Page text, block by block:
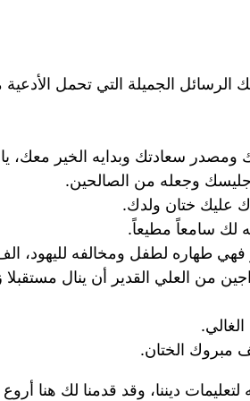
الجميلة التي تحمل الأدعية
ومصدر سعادتك وبدايه الخير معك،
وجعله من الصالحين.
عليك ختان ولدك.
لك سامعاً مطيعاً.
طهاره لطفل ومخالفه لليهود،
من العلي القدير أن ينال
مبروك الختان.
ديننا، وقد قدمنا لك هنا